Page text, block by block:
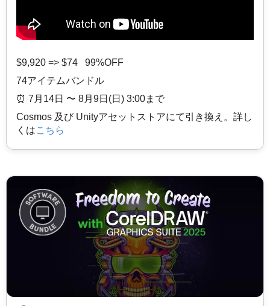
$9,920 => $74 99%OFF
74アイテムバンドル
⏰️ 7月14日 〜 8月9日(日) 3:00まで
Cosmos 及び Unityアセットストアにて引き換え。詳し
くはこちら